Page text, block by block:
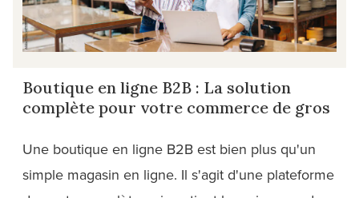
Boutique en ligne B2B : La solution
complète pour votre commerce de gros
Une boutique en ligne B2B est bien plus qu'un
simple magasin en ligne. Il s'agit d'une plateforme